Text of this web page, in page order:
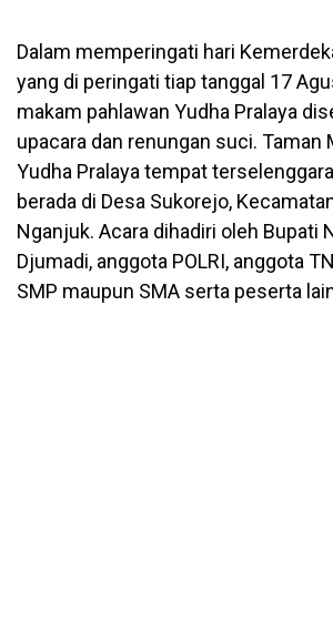
Dalam memperingati hari
yang di peringati tiap tanggal 17
makam pahlawan Yudha Pralaya
upacara dan renungan suci. Taman
Yudha Pralaya tempat
berada di Desa Sukorejo,
Nganjuk. Acara dihadiri oleh Bupati
Djumadi, anggota POLRI, anggota
SMP maupun SMA serta peserta